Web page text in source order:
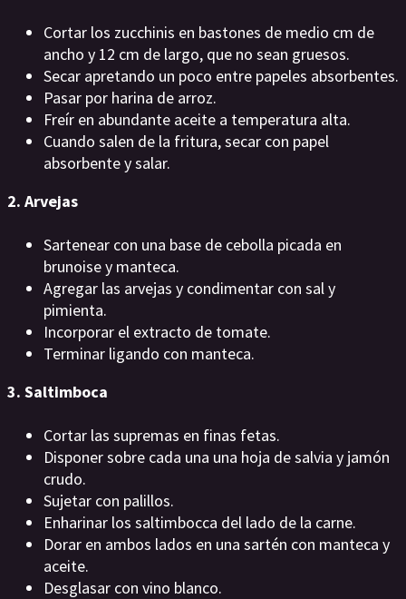
Cortar los zucchinis en bastones de medio cm de
ancho y 12 cm de largo, que no sean gruesos.
Secar apretando un poco entre papeles absorbentes.
Pasar por harina de arroz.
Freír en abundante aceite a temperatura alta.
Cuando salen de la fritura, secar con papel
absorbente y salar.
2. Arvejas
Sartenear con una base de cebolla picada en
brunoise y manteca.
Agregar las arvejas y condimentar con sal y
pimienta.
Incorporar el extracto de tomate.
Terminar ligando con manteca.
3. Saltimboca
Cortar las supremas en finas fetas.
Disponer sobre cada una una hoja de salvia y jamón
crudo.
Sujetar con palillos.
Enharinar los saltimbocca del lado de la carne.
Dorar en ambos lados en una sartén con manteca y
aceite.
Desglasar con vino blanco.